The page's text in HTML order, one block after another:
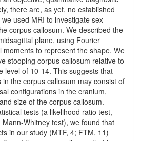
there are, as yet, no established
used MRI to investigate sex-
corpus callosum. We described the
plane, using Fourier
moments to represent the shape. We
stooping corpus callosum relative to
level of 10-14. This suggests that
the corpus callosum may consist of
configurations in the cranium,
size of the corpus callosum.
tests (a likelihood ratio test,
Mann-Whitney test), we found that
in our study (MTF, 4; FTM, 11)